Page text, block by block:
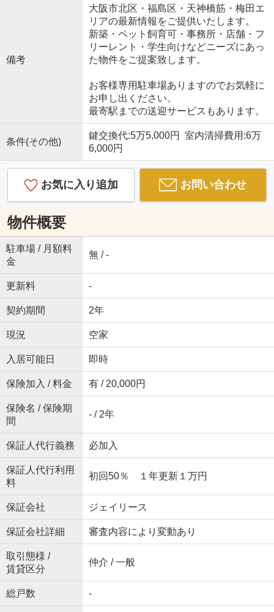
備考
大阪市北区・福島区・天神橋筋・梅田エ
リアの最新情報をご提供いたします。
新築・ペット飼育可・事務所・店舗・フ
リーレント・学生向けなどニーズにあっ
た物件をご提案致します。
お客様専用駐車場ありますのでお気軽に
お申し出ください。
最寄駅までの送迎サービスもあります。
条件(その他)
鍵交換代:5万5,000円 室内清掃費用:6万
6,000円
お気に入り追加 お問い合わせ
物件概要
駐車場 / 月額料
金
無 / -
更新料 -
契約期間 2年
現況 空家
入居可能日 即時
保険加入 / 料金 有 / 20,000円
保険名 / 保険期
間
- / 2年
保証人代行義務 必加入
保証人代行利用
料
初回50％ １年更新１万円
保証会社 ジェイリース
保証会社詳細 審査内容により変動あり
取引態様 /
賃貸区分
仲介 / 一般
総戸数 -